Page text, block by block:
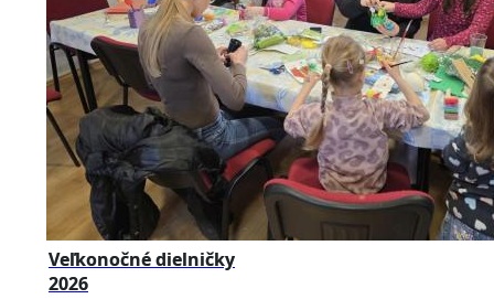
Veľkonočné dielničky
2026